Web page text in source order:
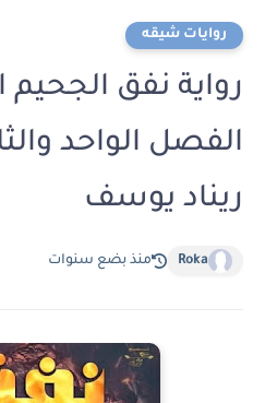
روايات شيقه
رواية نفق الجحيم
ريناد يوسف
Roka منذ بضع سنوات